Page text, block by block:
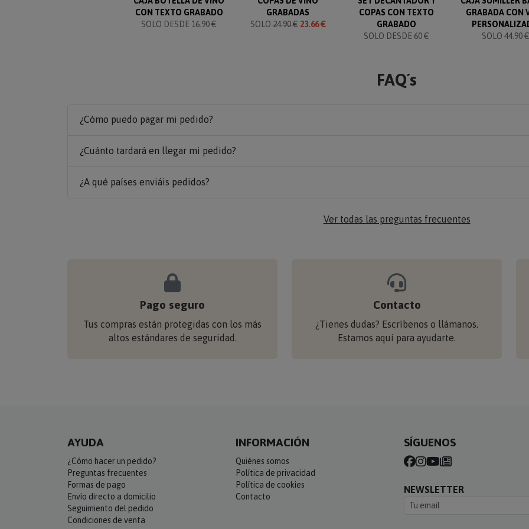
CON TEXTO GRABADO
SOLO DESDE 16.90 €
GRABADAS
SOLO24.90 € 23.66 €
COPAS CON TEXTO
GRABADO
SOLO DESDE 60 €
GRABADA CON
SOLO 44.90 €
FAQ´s
¿Cómo puedo pagar mi pedido?
¿Cuánto tardará en llegar mi pedido?
¿A qué países enviáis pedidos?
Ver todas las preguntas frecuentes
Pago seguro
Tus compras están protegidas con los más
altos estándares de seguridad.
Contacto
¿Tienes dudas? Escríbenos o llámanos.
Estamos aquí para ayudarte.
AYUDA
¿Cómo hacer un pedido?
Preguntas frecuentes
Formas de pago
Envío directo a domicilio
Seguimiento del pedido
Condiciones de venta
INFORMACIÓN
Quiénes somos
Política de privacidad
Política de cookies
Contacto
SÍGUENOS
NEWSLETTER